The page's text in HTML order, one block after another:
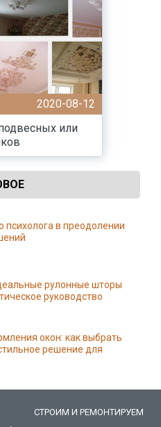
2020-08-12
или
психолога в преодолении
рулонные шторы
руководство
окон: как выбрать
решение для
СТРОИМ И РЕМОНТИРУЕМ